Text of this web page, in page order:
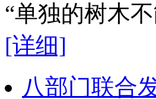
“单独的树木
[详细]
八部门联合